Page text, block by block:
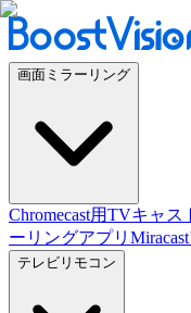
画面ミラーリング
Chromecast用TVキャス
ーリングアプリ
テレビリモコン